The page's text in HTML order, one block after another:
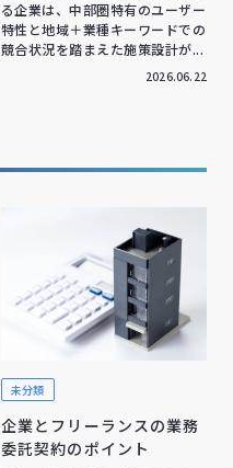
る企業は、中部圏特有のユーザー
特性と地域＋業種キーワードでの
競合状況を踏まえた施策設計が...
2026.06.22
未分類
企業とフリーランスの業務
委託契約のポイント